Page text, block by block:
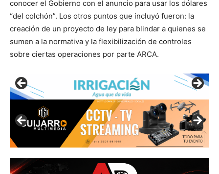
conocer el Gobierno con el anuncio para usar los dólares
“del colchón”. Los otros puntos que incluyó fueron: la
creación de un proyecto de ley para blindar a quienes se
sumen a la normativa y la flexibilización de controles
sobre ciertas operaciones por parte ARCA.